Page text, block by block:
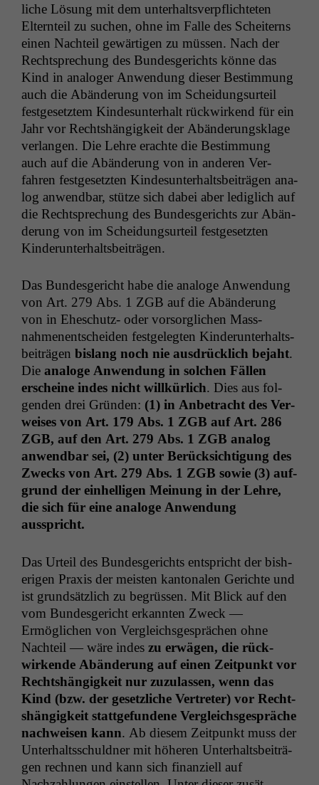
liche Lösung mit dem unter­haltsverpflichteten
Eltern­teil zu suchen, ohne im Falle des Scheit­erns
einen Nachteil gewär­ti­gen zu müssen. Nach der
Recht­sprechung des Bun­des­gerichts könne das
Kind in analoger Anwen­dung dieser Bes­tim­mung
auch die Abän­derung von im Schei­dung­surteil
fest­ge­set­ztem Kindesun­ter­halt rück­wirk­end für ein
Jahr vor Recht­shängigkeit der Abän­derungsklage
ver­lan­gen. Die Lehre erachte die Bes­tim­mung
auch auf die Abän­derung von in anderen Ver­
fahren fest­ge­set­zten Kindesun­ter­halts­beiträ­gen ana­
log anwend­bar, stütze sich dabei aber lediglich auf
die Recht­sprechung des Bun­des­gerichts zur Abän­
derung von im Schei­dung­surteil fest­ge­set­zten
Kinderunterhaltsbeiträgen.
Das Bun­des­gericht habe die analoge Anwen­dung
von Art. 279 Abs. 1 ZGB auf die Abän­derung
von in Eheschutz- oder vor­sor­glichen Mass­
nahme­nentschei­den fest­gelegten Kinderun­ter­halts­
beiträ­gen bis­lang noch nie aus­drück­lich bejaht.
Die analoge Anwen­dung in solchen Fällen
erscheine indes nicht willkür­lich. Dies aus fol­
gen­den drei Grün­den: (1) in Anbe­tra­cht des Ver­
weis­es von Art. 179 Abs. 1 ZGB auf Art. 286
ZGB, auf den Art. 279 Abs. 1 ZGB ana­log
anwend­bar sei, (2) unter Berück­sich­ti­gung des
Zwecks von Art. 279 Abs. 1 ZGB sowie (3) auf­
grund der ein­hel­li­gen Mei­n­ung in der Lehre,
die sich für eine analoge Anwen­dung
ausspricht.
Das Urteil des Bun­des­gerichts entspricht der bish­
eri­gen Prax­is der meis­ten kan­tonalen Gerichte und
ist grund­sät­zlich zu begrüssen. Mit Blick auf den
vom Bun­des­gericht erkan­nten Zweck —
Ermöglichen von Ver­gle­ichs­ge­sprächen ohne
Nachteil — wäre indes zu erwä­gen, die rück­
wirk­ende Abän­derung auf einen Zeit­punkt vor
Recht­shängigkeit nur zuzu­lassen, wenn das
Kind (bzw. der geset­zliche Vertreter) vor Recht­
shängigkeit stattge­fun­dene Ver­gle­ichs­ge­spräche
nach­weisen kann. Ab diesem Zeit­punkt muss der
Unter­haltss­chuld­ner mit höheren Unter­halts­beiträ­
gen rech­nen und kann sich finanziell auf